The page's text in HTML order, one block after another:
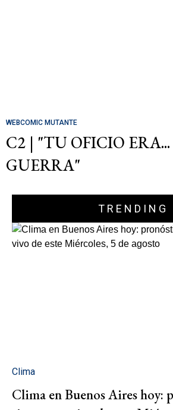
WEBCOMIC MUTANTE
C2 | "TU OFICIO
GUERRA"
TRENDING
Clima
Clima en Buenos Aires hoy: